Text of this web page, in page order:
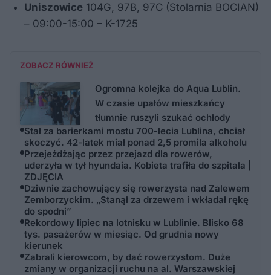
Uniszowice 104G, 97B, 97C (Stolarnia BOCIAN)
– 09:00-15:00 – K-1725
ZOBACZ RÓWNIEŻ
Ogromna kolejka do Aqua Lublin.
W czasie upałów mieszkańcy
tłumnie ruszyli szukać ochłody
Stał za barierkami mostu 700-lecia Lublina, chciał
skoczyć. 42-latek miał ponad 2,5 promila alkoholu
Przejeżdżając przez przejazd dla rowerów,
uderzyła w tył hyundaia. Kobieta trafiła do szpitala |
ZDJĘCIA
Dziwnie zachowujący się rowerzysta nad Zalewem
Zemborzyckim. „Stanął za drzewem i wkładał rękę
do spodni”
Rekordowy lipiec na lotnisku w Lublinie. Blisko 68
tys. pasażerów w miesiąc. Od grudnia nowy
kierunek
Zabrali kierowcom, by dać rowerzystom. Duże
zmiany w organizacji ruchu na al. Warszawskiej